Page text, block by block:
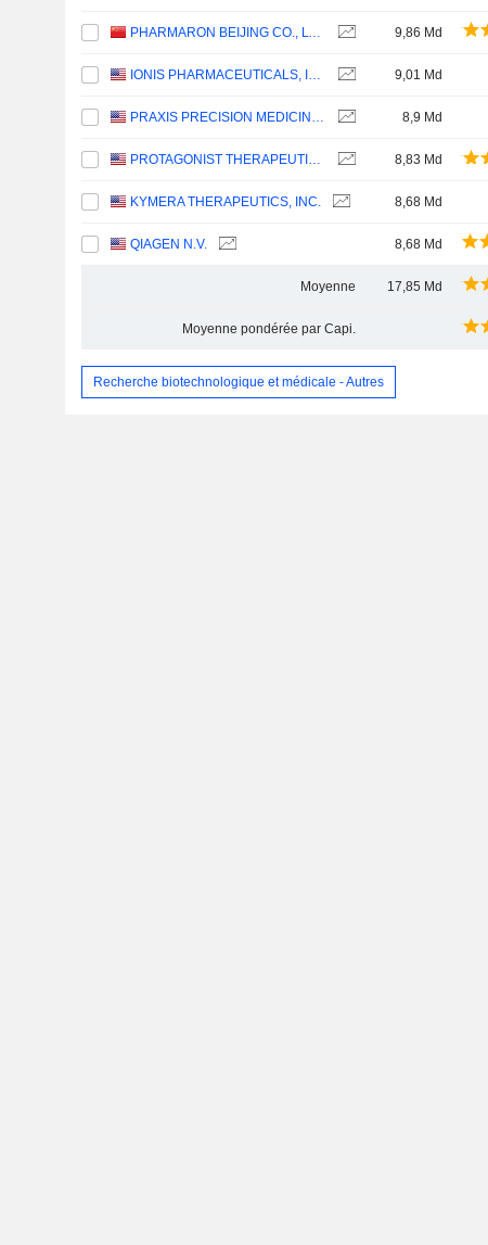
PHARMARON BEIJING CO., LTD. 9,86 Md
IONIS PHARMACEUTICALS, INC. 9,01 Md
PRAXIS PRECISION MEDICINES, INC. 8,9 Md
PROTAGONIST THERAPEUTICS, INC. 8,83 Md
KYMERA THERAPEUTICS, INC. 8,68 Md
QIAGEN N.V. 8,68 Md
Moyenne 17,85 Md
Moyenne pondérée par Capi.
Recherche biotechnologique et médicale - Autres